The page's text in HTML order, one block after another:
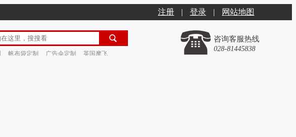
注册 | 登录 | 网站地图
帆布袋定制 广告伞定制 英国摩飞
咨询客服热线
028-81445838